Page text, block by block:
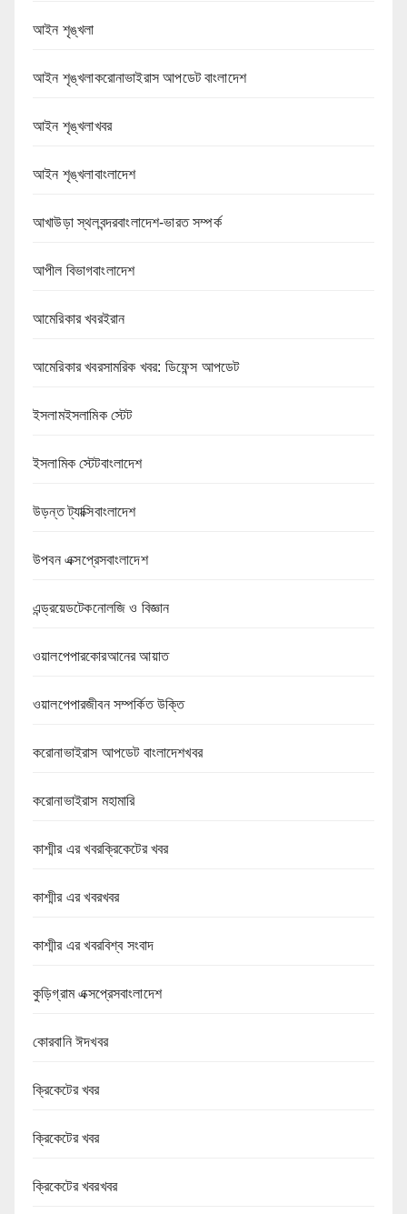
আইন শৃঙ্খলা
আইন শৃঙ্খলাকরোনাভাইরাস আপডেট বাংলাদেশ
আইন শৃঙ্খলাখবর
আইন শৃঙ্খলাবাংলাদেশ
আখাউড়া স্থলবন্দরবাংলাদেশ-ভারত সম্পর্ক
আপীল বিভাগবাংলাদেশ
আমেরিকার খবরইরান
আমেরিকার খবরসামরিক খবর: ডিফেন্স আপডেট
ইসলামইসলামিক স্টেট
ইসলামিক স্টেটবাংলাদেশ
উড়ন্ত ট্যাক্সিবাংলাদেশ
উপবন এক্সপ্রেসবাংলাদেশ
এন্ড্রয়েডটেকনোলজি ও বিজ্ঞান
ওয়ালপেপারকোরআনের আয়াত
ওয়ালপেপারজীবন সম্পর্কিত উক্তি
করোনাভাইরাস আপডেট বাংলাদেশখবর
করোনাভাইরাস মহামারি
কাশ্মীর এর খবরক্রিকেটের খবর
কাশ্মীর এর খবরখবর
কাশ্মীর এর খবরবিশ্ব সংবাদ
কুড়িগ্রাম এক্সপ্রেসবাংলাদেশ
কোরবানি ঈদখবর
ক্রিকেটের খবর
ক্রিকেটের খবর
ক্রিকেটের খবরখবর